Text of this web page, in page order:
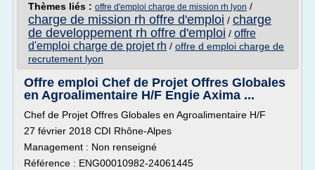
Thèmes liés : offre d'emploi charge de mission rh lyon /
charge de mission rh offre d'emploi / charge
de developpement rh offre d'emploi / offre
d'emploi charge de projet rh / offre d emploi charge de
recrutement lyon
Offre emploi Chef de Projet Offres Globales
en Agroalimentaire H/F Engie Axima ...
Chef de Projet Offres Globales en Agroalimentaire H/F
27 février 2018 CDI Rhône-Alpes
Management : Non renseigné
Référence : ENG00010982-24061445